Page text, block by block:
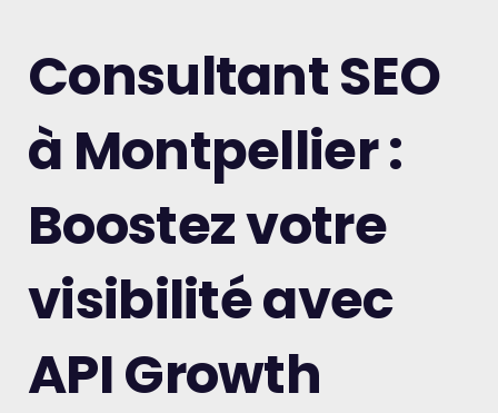
Consultant SEO
à Montpellier :
Boostez votre
visibilité avec
API Growth